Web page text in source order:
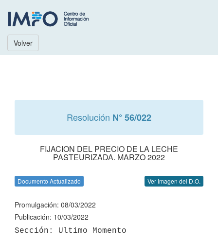
Volver
Resolución N° 56/022
FIJACION DEL PRECIO DE LA LECHE
PASTEURIZADA. MARZO 2022
Documento Actualizado Ver Imagen del D.O.
Promulgación: 08/03/2022
Publicación: 10/03/2022